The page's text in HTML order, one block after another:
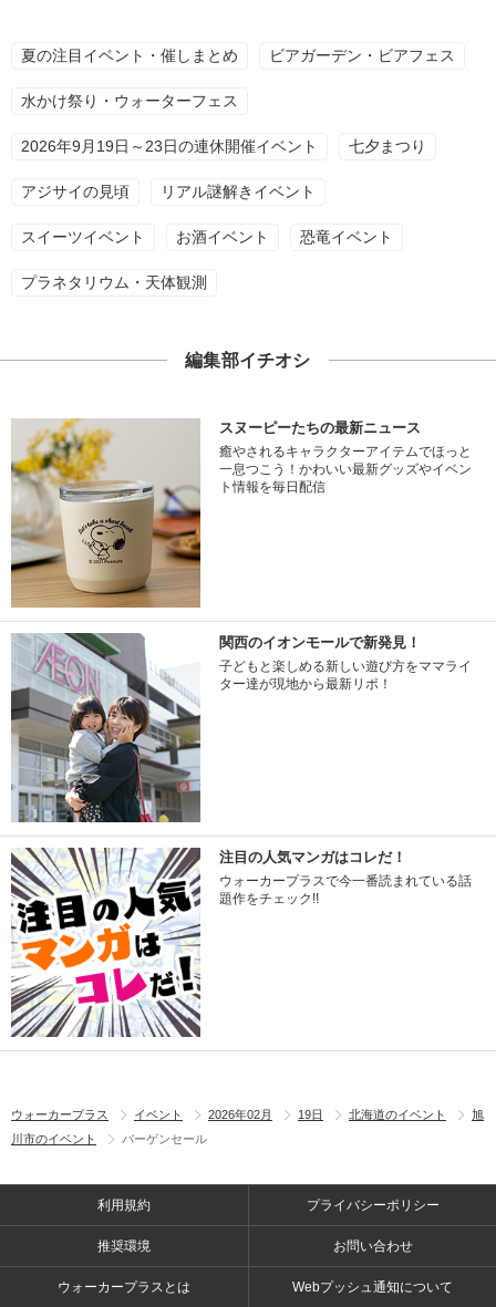
夏の注目イベント・催しまとめ ビアガーデン・ビアフェス
水かけ祭り・ウォーターフェス
2026年9月19日～23日の連休開催イベント 七夕まつり
アジサイの見頃 リアル謎解きイベント
スイーツイベント お酒イベント 恐竜イベント
プラネタリウム・天体観測
編集部イチオシ
スヌーピーたちの最新ニュース
癒やされるキャラクターアイテムでほっと
一息つこう！かわいい最新グッズやイベン
ト情報を毎日配信
関西のイオンモールで新発見！
子どもと楽しめる新しい遊び方をママライ
ター達が現地から最新リポ！
注目の人気マンガはコレだ！
ウォーカープラスで今一番読まれている話
題作をチェック!!
ウォーカープラス イベント 2026年02月 19日 北海道のイベント
旭
川市のイベント
バーゲンセール
利用規約 プライバシーポリシー
推奨環境 お問い合わせ
ウォーカープラスとは Webプッシュ通知について